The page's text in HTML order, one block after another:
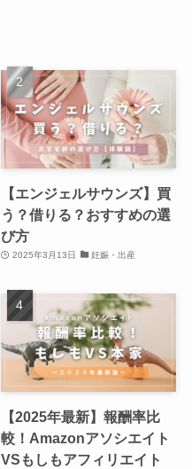
【エンジェルサウンズ】買
う？借りる？おすすめの選
び方
2025年3月13日 妊娠・出産
【2025年最新】報酬率比
較！Amazonアソシエイト
VSもしもアフィリエイト